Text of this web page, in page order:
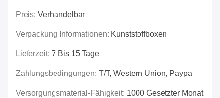
Preis: Verhandelbar
Verpackung Informationen: Kunststoffboxen
Lieferzeit: 7 Bis 15 Tage
Zahlungsbedingungen: T/T, Western Union, Paypal
Versorgungsmaterial-Fähigkeit: 1000 Gesetzter Monat